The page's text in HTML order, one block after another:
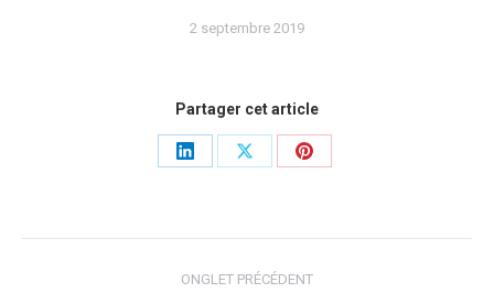
2 septembre 2019
Partager cet article
Share
Share
Share
ONGLET PRÉCÉDENT